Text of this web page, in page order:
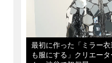
最初に作った「ミラー
も服にする」クリエー